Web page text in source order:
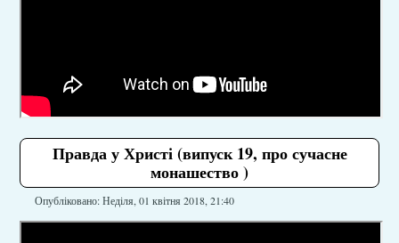
Правда у Христі (випуск 19, про сучасне
монашество )
Опубліковано: Неділя, 01 квітня 2018, 21:40